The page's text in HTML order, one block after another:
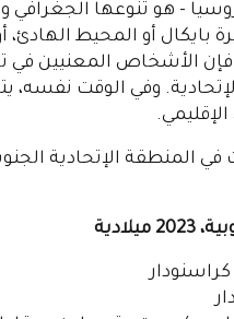
- هو تنوعها
أو المحيط الهادئ،
وفي الوقت نفسه،
المنطقة الإتحادية